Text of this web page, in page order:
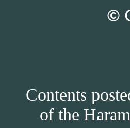
©
Contents
of the